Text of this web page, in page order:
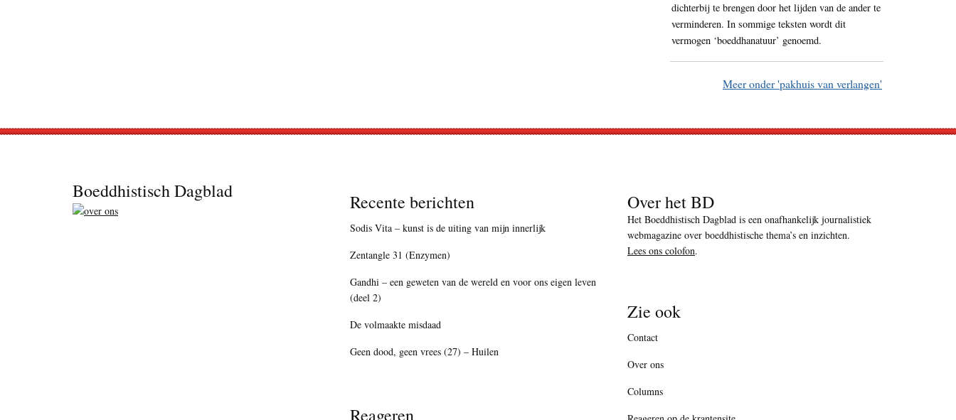
dichterbij te brengen door het lijden van de ander te
verminderen. In sommige teksten wordt dit
vermogen ‘boeddhanatuur’ genoemd.
Meer onder 'pakhuis van verlangen'
Boeddhistisch Dagblad Recente berichten
Sodis Vita – kunst is de uiting van mijn innerlijk
Zentangle 31 (Enzymen)
Gandhi – een geweten van de wereld en voor ons eigen leven
(deel 2)
De volmaakte misdaad
Geen dood, geen vrees (27) – Huilen
Reageren
Over het BD
Het Boeddhistisch Dagblad is een onafhankelijk journalistiek
webmagazine over boeddhistische thema’s en inzichten.
Lees ons colofon.
Zie ook
Contact
Over ons
Columns